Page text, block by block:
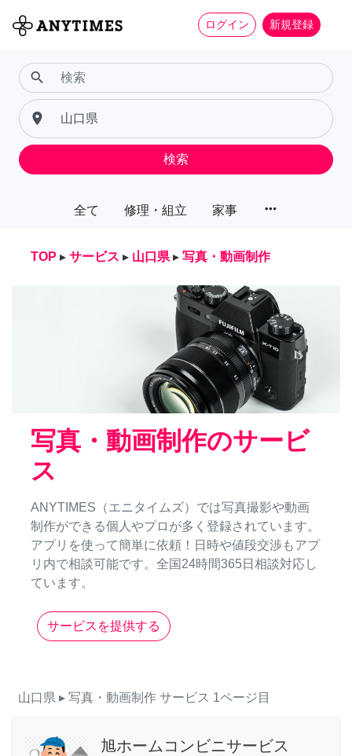
ログイン 新規登録
全て 修理・組立 家事 more_horiz
search
place
検索
TOP ▸ サービス ▸ 山口県 ▸ 写真・動画制作
写真・動画制作のサービ
ス
ANYTIMES（エニタイムズ）では写真撮影や動画
制作ができる個人やプロが多く登録されています。
アプリを使って簡単に依頼！日時や値段交渉もアプ
リ内で相談可能です。全国24時間365日相談対応し
ています。
サービスを提供する
山口県 ▸ 写真・動画制作 サービス 1ページ目
旭ホームコンビニサービス